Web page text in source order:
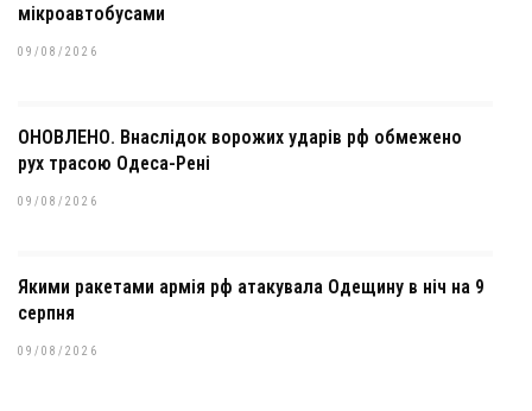
мікроавтобусами
09/08/2026
ОНОВЛЕНО. Внаслідок ворожих ударів рф обмежено
рух трасою Одеса-Рені
09/08/2026
Якими ракетами армія рф атакувала Одещину в ніч на 9
серпня
09/08/2026